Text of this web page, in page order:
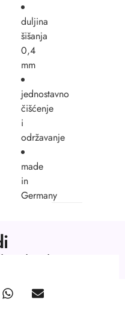
duljina
šišanja
0,4
mm
jednostavno
čišćenje
i
održavanje
made
in
Germany